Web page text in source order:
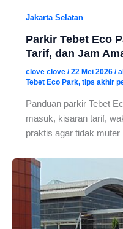
Jakarta Selatan
Parkir Tebet Eco
Tarif, dan Jam
clove clove /22 Mei 2026 /
Tebet Eco Park, tips akhir
Panduan parkir Tebet
masuk, kisaran tarif,
praktis agar tidak muter